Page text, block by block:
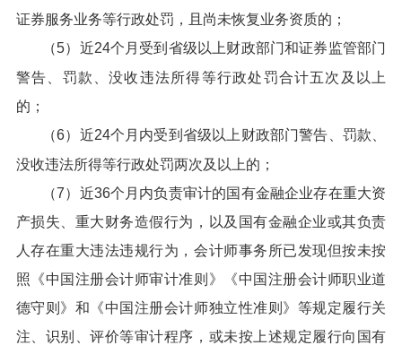
证券服务业务等行政处罚，且尚未恢复业务资质的；
（5）近24个月受到省级以上财政部门和证券监管部门
警告、罚款、没收违法所得等行政处罚合计五次及以上
的；
（6）近24个月内受到省级以上财政部门警告、罚款、
没收违法所得等行政处罚两次及以上的；
（7）近36个月内负责审计的国有金融企业存在重大资
产损失、重大财务造假行为，以及国有金融企业或其负责
人存在重大违法违规行为，会计师事务所已发现但按未按
照《中国注册会计师审计准则》《中国注册会计师职业道
德守则》和《中国注册会计师独立性准则》等规定履行关
注、识别、评价等审计程序，或未按上述规定履行向国有